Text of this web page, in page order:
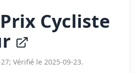
Cycliste
Vérifié le 2025-09-23.